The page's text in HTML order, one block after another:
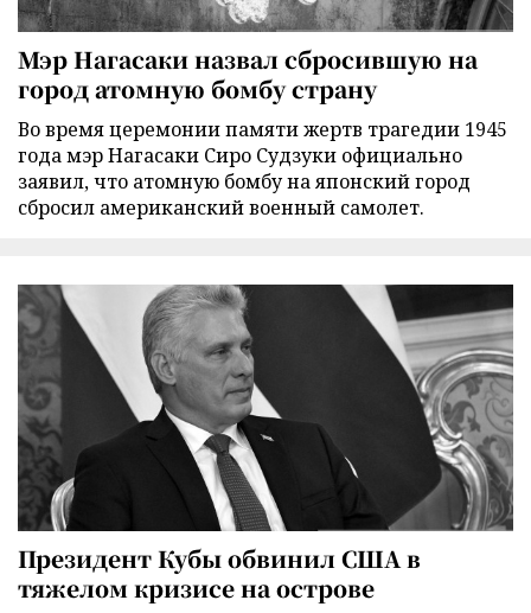
Мэр Нагасаки назвал сбросившую на
город атомную бомбу страну
Во время церемонии памяти жертв трагедии 1945
года мэр Нагасаки Сиро Судзуки официально
заявил, что атомную бомбу на японский город
сбросил американский военный самолет.
Президент Кубы обвинил США в
тяжелом кризисе на острове